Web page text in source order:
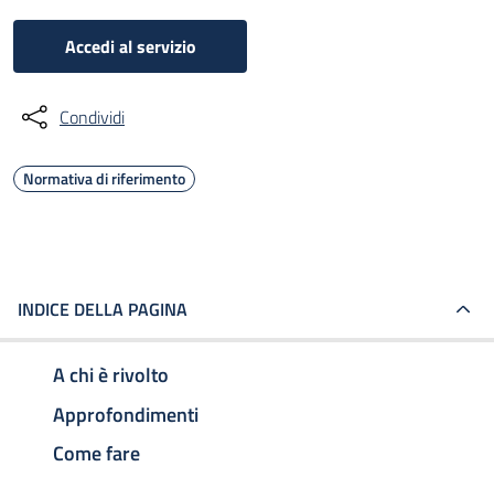
Accedi al servizio
Condividi
Normativa di riferimento
INDICE DELLA PAGINA
A chi è rivolto
Approfondimenti
Come fare